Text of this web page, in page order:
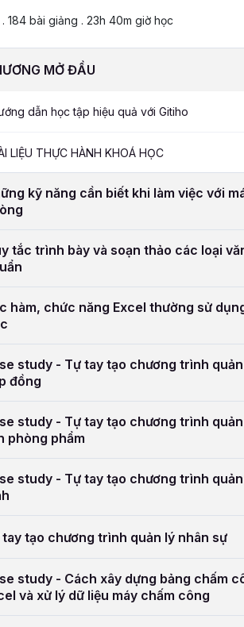
184 bài giảng . 23h 40m giờ học
MỞ ĐẦU
dẫn học tập hiệu quả với Gitiho
LIỆU THỰC HÀNH KHOÁ HỌC
kỹ năng cần biết khi làm việc với
tắc trình bày và soạn thảo các loại
hàm, chức năng Excel thường sử
study - Tự tay tạo chương trình
đồng
study - Tự tay tạo chương trình
phòng phẩm
study - Tự tay tạo chương trình
tay tạo chương trình quản lý nhân sự
study - Cách xây dựng bảng chấm
và xử lý dữ liệu máy chấm công